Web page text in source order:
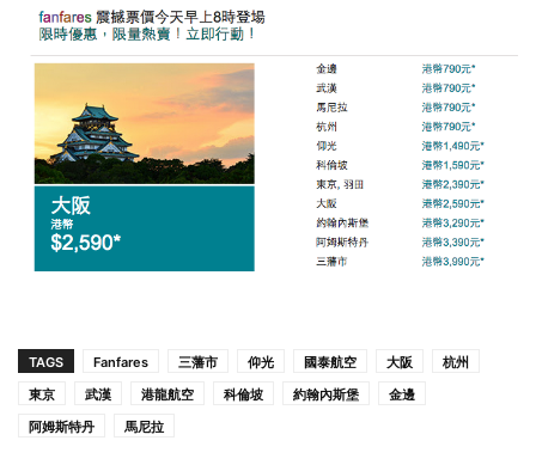
TAGS Fanfares 三藩市 仰光 國泰航空 大阪
杭州
東京
武漢 港龍航空 科倫坡 約翰內斯堡
金邊
阿姆斯特丹
馬尼拉